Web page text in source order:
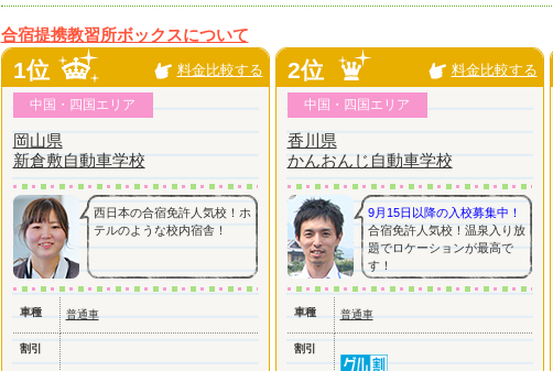
合宿提携教習所ボックスについて
1位 料金比較する
中国・四国エリア
岡山県
新倉敷自動車学校
西日本の合宿免許人気校！ホ
テルのような校内宿舎！
車種 普通車
割引
2位 料金比較する
中国・四国エリア
香川県
かんおんじ自動車学校
9月15日以降の入校募集中！
合宿免許人気校！温泉入り放
題でロケーションが最高で
す！
車種 普通車
割引